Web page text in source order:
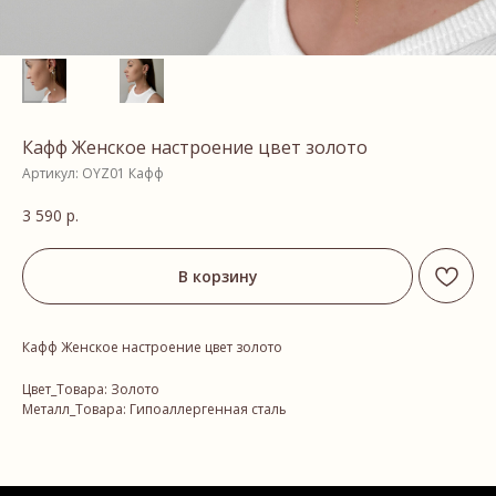
Кафф Женское настроение цвет золото
Артикул: OYZ01 Кафф
3 590 р.
В корзину
Кафф Женское настроение цвет золото
Цвет_Товара: Золото
Металл_Товара: Гипоаллергенная сталь